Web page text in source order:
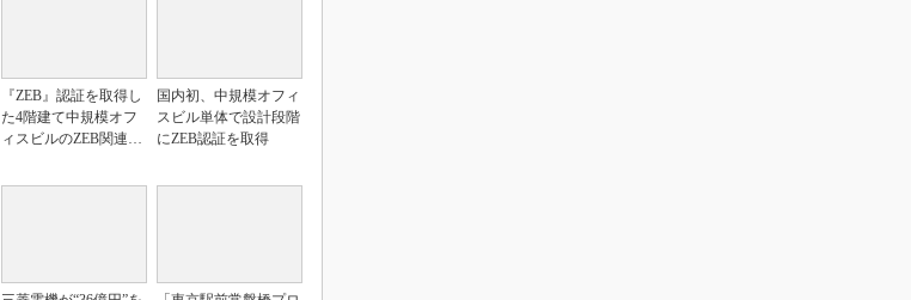
『ZEB』認証を取得し
た4階建て中規模オフ
ィスビルのZEB関連技
国内初、中規模オフィ
スビル単体で設計段階
にZEB認証を取得